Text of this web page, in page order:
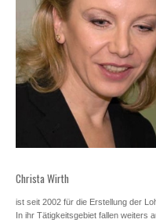
Christa Wirth
ist seit 2002 für die Erstellung der
In ihr Tätigkeitsgebiet fallen weiters